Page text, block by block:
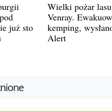
już sto
Wielki pożar lasu
Venray.
kemping,
Alert